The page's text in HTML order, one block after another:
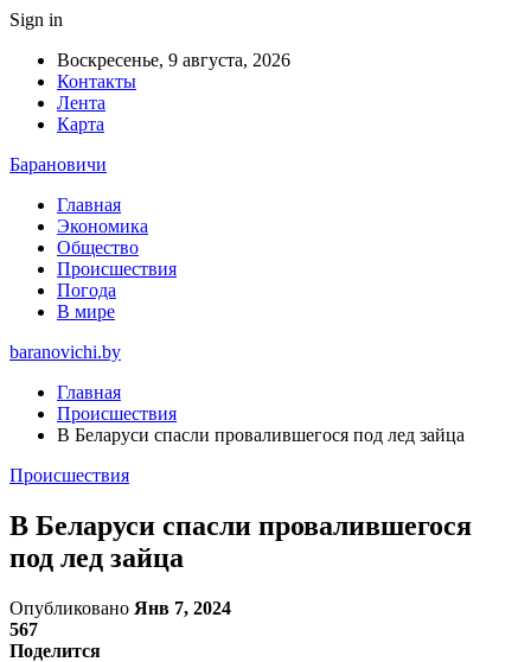
Sign in
Воскресенье, 9 августа, 2026
Контакты
Лента
Карта
Барановичи
Главная
Экономика
Общество
Происшествия
Погода
В мире
baranovichi.by
Главная
Происшествия
В Беларуси спасли провалившегося под лед зайца
Происшествия
В Беларуси спасли провалившегося
под лед зайца
Опубликовано Янв 7, 2024
567
Поделится